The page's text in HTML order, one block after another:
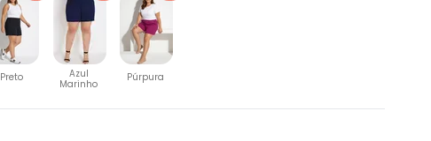
Preto
Azul
Marinho
Púrpura